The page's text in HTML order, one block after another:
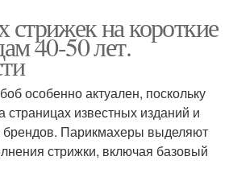
на короткие
40-50 лет.
особенно актуален, поскольку
страницах известных изданий и
брендов. Парикмахеры выделяют
стрижки, включая базовый